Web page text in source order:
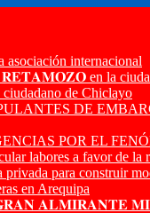
asociación internacional
en la
de Chiclayo
DE
POR EL
labores a favor de la
para construir
en Arequipa
𝐀𝐋𝐌𝐈𝐑𝐀𝐍𝐓𝐄